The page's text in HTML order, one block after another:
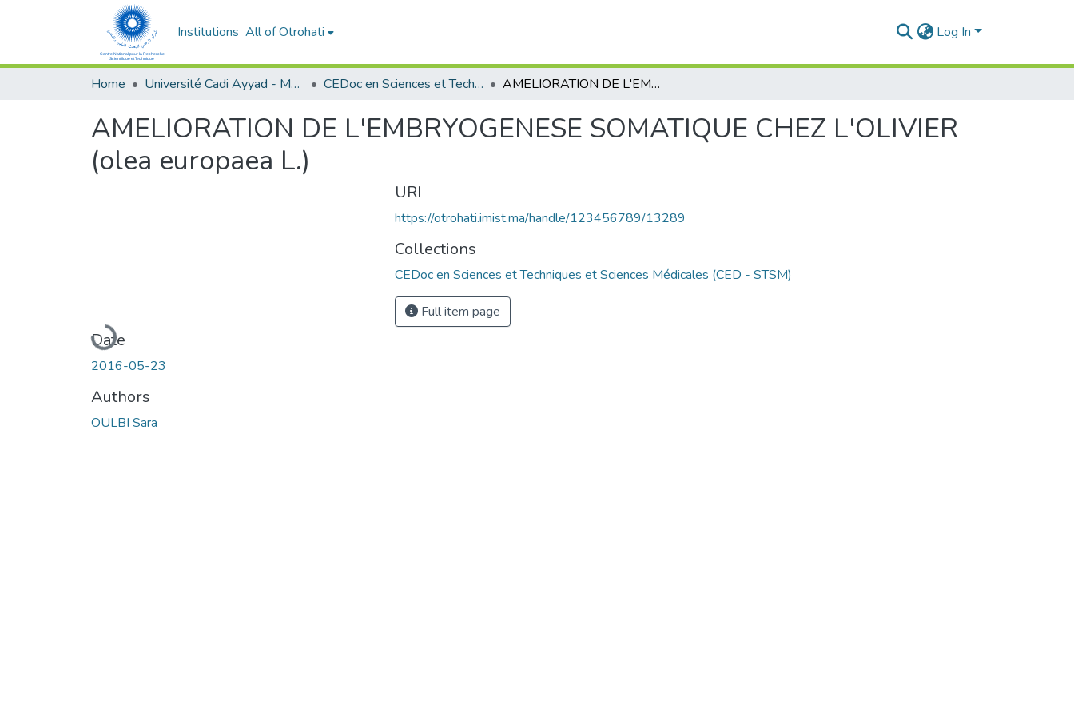
Institutions All of Otrohati Log In
Home Université Cadi Ayyad - Marrakech CEDoc en Sciences et Techniques et Sciences Médicales (CED - STSM) AMELIORATION DE L'EMBRYOGENESE SOMATIQUE CHEZ L'OLIVIER (olea europaea L.)
AMELIORATION DE L'EMBRYOGENESE SOMATIQUE CHEZ L'OLIVIER
(olea europaea L.)
Loading...
Date
2016-05-23
Authors
OULBI Sara
URI
https://otrohati.imist.ma/handle/123456789/13289
Collections
CEDoc en Sciences et Techniques et Sciences Médicales (CED - STSM)
Full item page